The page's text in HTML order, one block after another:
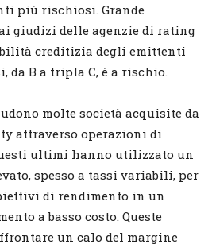
più rischiosi. Grande
giudizi delle agenzie di rating
creditizia degli emittenti
da B a tripla C, è a rischio.
molte società acquisite da
attraverso operazioni di
ultimi hanno utilizzato un
spesso a tassi variabili, per
di rendimento in un
a basso costo. Queste
un calo del margine